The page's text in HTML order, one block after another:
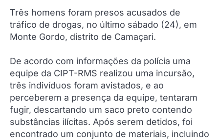
Três homens foram presos acusados de
tráfico de drogas, no último sábado (24), em
Monte Gordo, distrito de Camaçari.
De acordo com informações da polícia uma
equipe da CIPT-RMS realizou uma incursão,
três indivíduos foram avistados, e ao
perceberem a presença da equipe, tentaram
fugir, descartando um saco preto contendo
substâncias ilícitas. Após serem detidos, foi
encontrado um conjunto de materiais, incluindo